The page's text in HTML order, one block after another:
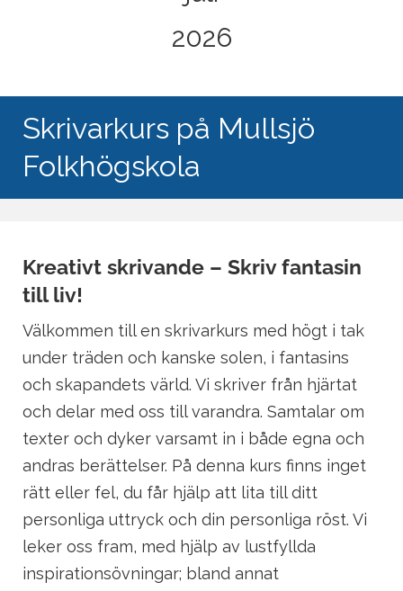
2026
Skrivarkurs på Mullsjö
Folkhögskola
Kreativt skrivande – Skriv fantasin
till liv!
Välkommen till en skrivarkurs med högt i tak
under träden och kanske solen, i fantasins
och skapandets värld. Vi skriver från hjärtat
och delar med oss till varandra. Samtalar om
texter och dyker varsamt in i både egna och
andras berättelser. På denna kurs finns inget
rätt eller fel, du får hjälp att lita till ditt
personliga uttryck och din personliga röst. Vi
leker oss fram, med hjälp av lustfyllda
inspirationsövningar; bland annat